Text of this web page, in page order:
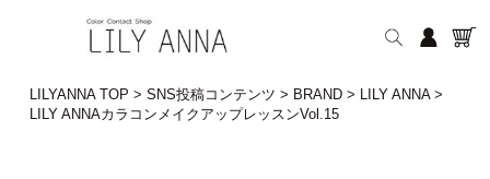
LILYANNA TOP > SNS投稿コンテンツ > BRAND> LILY ANNA>
LILY ANNAカラコンメイクアップレッスンVol.15